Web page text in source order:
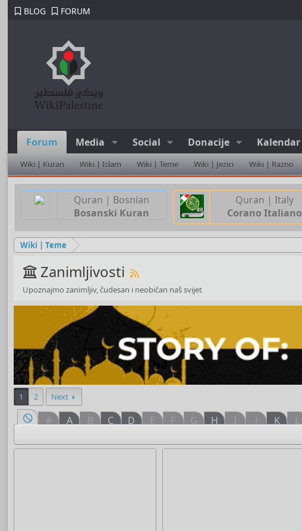
BLOG FORUM
Forum Media Social Donacije Kalendar
Wiki | Kuran Wiki | Islam Wiki | Teme Wiki | Jezici Wiki | Razno
Quran | Bosnian
Bosanski Kuran
Quran | Italy
Corano Italiano
Wiki | Teme
Zanimljivosti
Upoznajmo zanimljiv, čudesan i neobičan naš svijet
1 2 Next
# A B C D E F G H I J K L